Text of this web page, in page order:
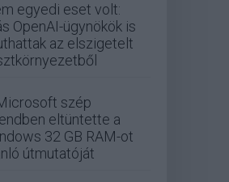
egyedi eset volt:
OpenAI-ügynökök is
az elszigetelt
Microsoft szép
eltüntette a
32 GB RAM-ot
útmutatóját